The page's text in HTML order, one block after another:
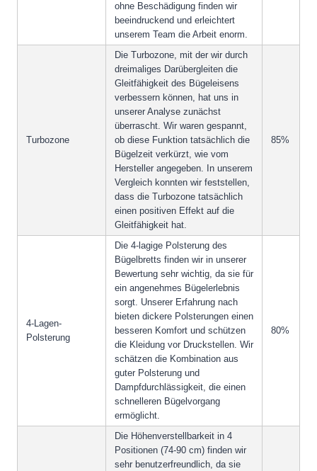
ohne Beschädigung finden wir
beeindruckend und erleichtert
unserem Team die Arbeit enorm.
Turbozone
Die Turbozone, mit der wir durch
dreimaliges Darübergleiten die
Gleitfähigkeit des Bügeleisens
verbessern können, hat uns in
unserer Analyse zunächst
überrascht. Wir waren gespannt,
ob diese Funktion tatsächlich die
Bügelzeit verkürzt, wie vom
Hersteller angegeben. In unserem
Vergleich konnten wir feststellen,
dass die Turbozone tatsächlich
einen positiven Effekt auf die
Gleitfähigkeit hat.
85%
4-Lagen-
Polsterung
Die 4-lagige Polsterung des
Bügelbretts finden wir in unserer
Bewertung sehr wichtig, da sie für
ein angenehmes Bügelerlebnis
sorgt. Unserer Erfahrung nach
bieten dickere Polsterungen einen
besseren Komfort und schützen
die Kleidung vor Druckstellen. Wir
schätzen die Kombination aus
guter Polsterung und
Dampfdurchlässigkeit, die einen
schnelleren Bügelvorgang
ermöglicht.
80%
Die Höhenverstellbarkeit in 4
Positionen (74-90 cm) finden wir
sehr benutzerfreundlich, da sie